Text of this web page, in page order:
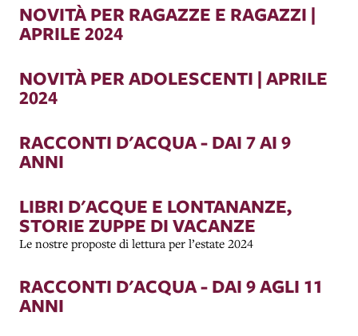
NOVITÀ PER RAGAZZE E RAGAZZI |
APRILE 2024
NOVITÀ PER ADOLESCENTI | APRILE
2024
RACCONTI D'ACQUA - DAI 7 AI 9
ANNI
LIBRI D'ACQUE E LONTANANZE,
STORIE ZUPPE DI VACANZE
Le nostre proposte di lettura per l’estate 2024
RACCONTI D'ACQUA - DAI 9 AGLI 11
ANNI